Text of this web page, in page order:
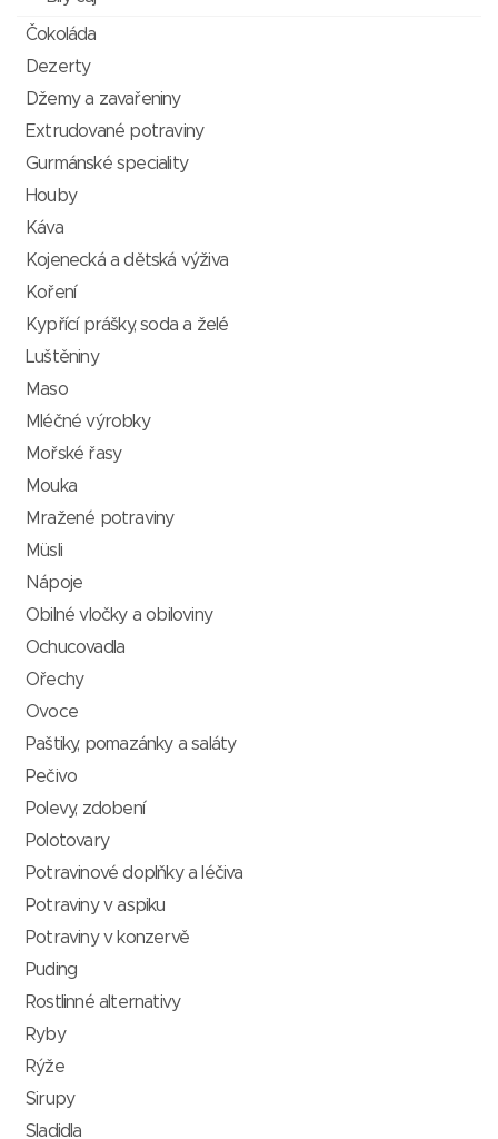
Čokoláda
Dezerty
Džemy a zavařeniny
Extrudované potraviny
Gurmánské speciality
Houby
Káva
Kojenecká a dětská výživa
Koření
Kypřící prášky, soda a želé
Luštěniny
Maso
Mléčné výrobky
Mořské řasy
Mouka
Mražené potraviny
Müsli
Nápoje
Obilné vločky a obiloviny
Ochucovadla
Ořechy
Ovoce
Paštiky, pomazánky a saláty
Pečivo
Polevy, zdobení
Polotovary
Potravinové doplňky a léčiva
Potraviny v aspiku
Potraviny v konzervě
Puding
Rostlinné alternativy
Ryby
Rýže
Sirupy
Sladidla